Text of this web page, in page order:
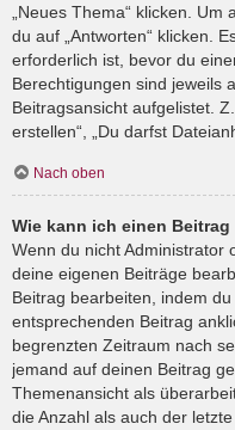
„Neues Thema“ klicken.
du auf „Antworten“ klicken.
erforderlich ist, bevor du
Berechtigungen sind jeweils
Beitragsansicht aufgelistet.
erstellen“, „Du darfst
Nach oben
Wie kann ich einen
Wenn du nicht Administrator
deine eigenen Beiträge
Beitrag bearbeiten, indem
entsprechenden Beitrag
begrenzten Zeitraum nach
jemand auf deinen Beitrag
Themenansicht als
die Anzahl als auch der